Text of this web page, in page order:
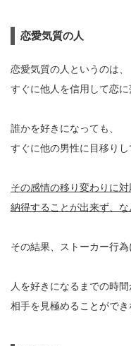
恋愛気質の人
恋愛気質の人というのは、
すぐに他人を信用して恋に
誰かを好きになっても、
すぐに他の男性に目移りし
その感情の移り変わりに対
納得することが出来ず、な
その結果、ストーカー行為
人を好きになるまでの時間
相手を見極めることができ